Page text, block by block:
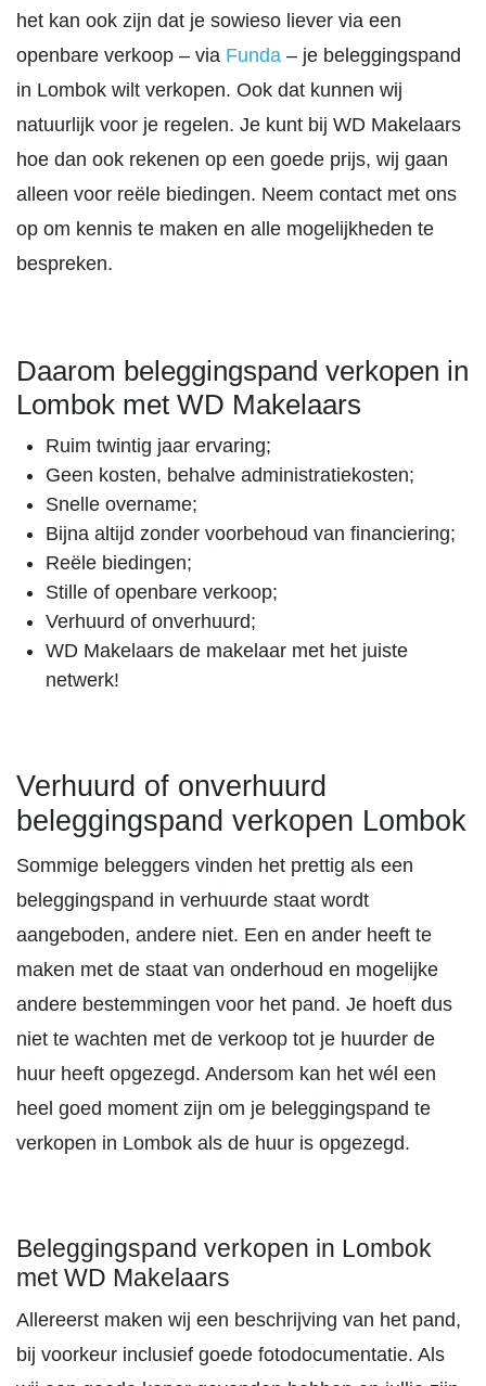
het kan ook zijn dat je sowieso liever via een
openbare verkoop – via Funda – je beleggingspand
in Lombok wilt verkopen. Ook dat kunnen wij
natuurlijk voor je regelen. Je kunt bij WD Makelaars
hoe dan ook rekenen op een goede prijs, wij gaan
alleen voor reële biedingen. Neem contact met ons
op om kennis te maken en alle mogelijkheden te
bespreken.
Daarom beleggingspand verkopen in
Lombok met WD Makelaars
Ruim twintig jaar ervaring;
Geen kosten, behalve administratiekosten;
Snelle overname;
Bijna altijd zonder voorbehoud van financiering;
Reële biedingen;
Stille of openbare verkoop;
Verhuurd of onverhuurd;
WD Makelaars de makelaar met het juiste
netwerk!
Verhuurd of onverhuurd
beleggingspand verkopen Lombok
Sommige beleggers vinden het prettig als een
beleggingspand in verhuurde staat wordt
aangeboden, andere niet. Een en ander heeft te
maken met de staat van onderhoud en mogelijke
andere bestemmingen voor het pand. Je hoeft dus
niet te wachten met de verkoop tot je huurder de
huur heeft opgezegd. Andersom kan het wél een
heel goed moment zijn om je beleggingspand te
verkopen in Lombok als de huur is opgezegd.
Beleggingspand verkopen in Lombok
met WD Makelaars
Allereerst maken wij een beschrijving van het pand,
bij voorkeur inclusief goede fotodocumentatie. Als